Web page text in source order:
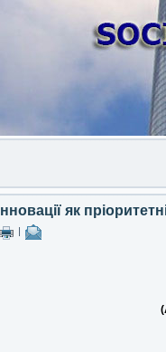
Інновації як